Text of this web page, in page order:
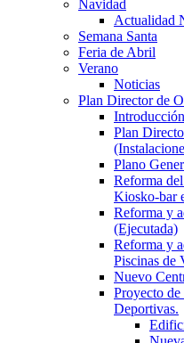
Navidad
Actualidad
Semana Santa
Feria de Abril
Verano
Noticias
Plan Director de
Introducción
Plan
Plano
Reforma
Kiosko-bar
Reforma y
(Ejecutada)
Reforma y
Piscinas de
Nuevo
Proyecto de
Deportivas.